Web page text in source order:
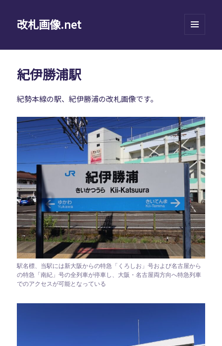
改札画像.net
ーとウ
紀伊勝浦駅
紀勢本線の駅、紀伊勝浦の改札画像です。
駅名標、当駅には新大阪からの特急「くろしお」号および名古屋から
の特急「南紀」号の全列車が停車し、大阪・名古屋両方向へ特急列車
でのアクセスが可能となっている